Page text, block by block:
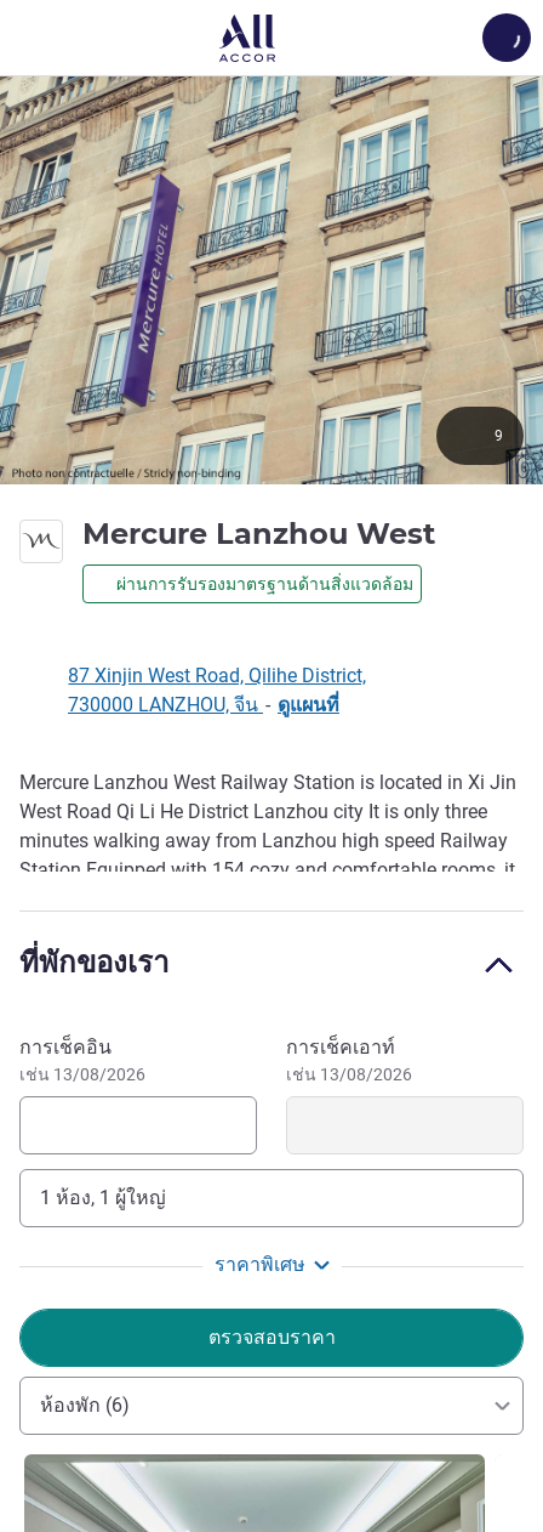
Mercure Lanzhou West
ผ่านการรับรองมาตรฐานด้านสิ่งแวดล้อม
9
87 Xinjin West Road, Qilihe District,
730000 LANZHOU, จีน - ดูแผนที่
รายละเอียด
Mercure Lanzhou West Railway Station is located in Xi Jin
West Road Qi Li He District Lanzhou city It is only three
minutes walking away from Lanzhou high speed Railway
Station Equipped with 154 cozy and comfortable rooms, it
Lanzhou
ที่พักของเรา
จองโรงแรมนี้
การเช็คอิน
เช่น 13/08/2026
การเช็คเอาท์
เช่น 13/08/2026
1 ห้อง, 1 ผู้ใหญ่
ราคาพิเศษ
ตรวจสอบราคา
ห้องพัก (6)
ดูรายละเอียด